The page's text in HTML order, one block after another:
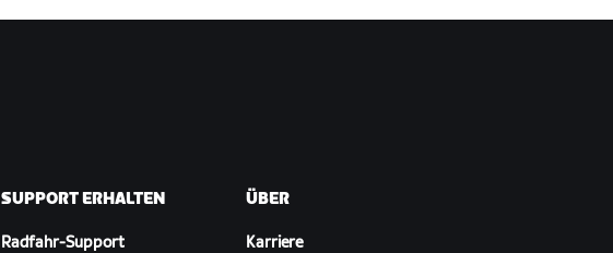
SUPPORT ERHALTEN
Radfahr-Support
ÜBER
Karriere